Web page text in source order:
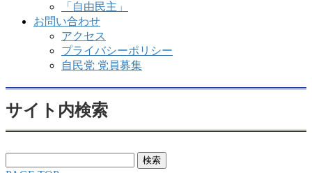
「自由民主」
お問い合わせ
アクセス
プライバシーポリシー
自民党 党員募集
サイト内検索